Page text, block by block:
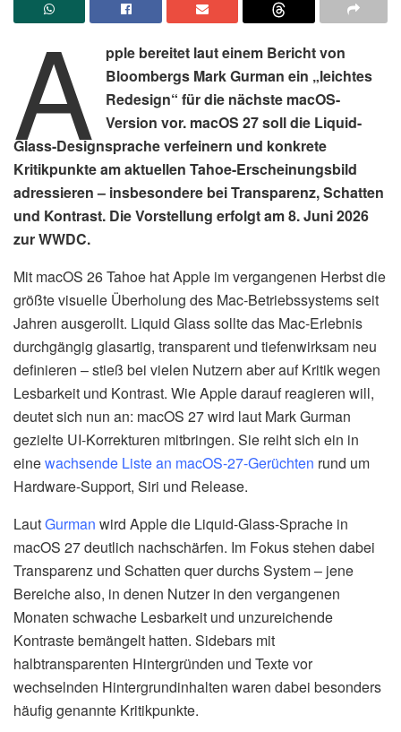
A
pple bereitet laut einem Bericht von
Bloombergs Mark Gurman ein „leichtes
Redesign“ für die nächste macOS-
Version vor. macOS 27 soll die Liquid-
Glass-Designsprache verfeinern und konkrete
Kritikpunkte am aktuellen Tahoe-Erscheinungsbild
adressieren – insbesondere bei Transparenz, Schatten
und Kontrast. Die Vorstellung erfolgt am 8. Juni 2026
zur WWDC.
Mit macOS 26 Tahoe hat Apple im vergangenen Herbst die
größte visuelle Überholung des Mac-Betriebssystems seit
Jahren ausgerollt. Liquid Glass sollte das Mac-Erlebnis
durchgängig glasartig, transparent und tiefenwirksam neu
definieren – stieß bei vielen Nutzern aber auf Kritik wegen
Lesbarkeit und Kontrast. Wie Apple darauf reagieren will,
deutet sich nun an: macOS 27 wird laut Mark Gurman
gezielte UI-Korrekturen mitbringen. Sie reiht sich ein in
einewachsende Liste an macOS-27-Gerüchten rund um
Hardware-Support, Siri und Release.
LautGurman wird Apple die Liquid-Glass-Sprache in
macOS 27 deutlich nachschärfen. Im Fokus stehen dabei
Transparenz und Schatten quer durchs System – jene
Bereiche also, in denen Nutzer in den vergangenen
Monaten schwache Lesbarkeit und unzureichende
Kontraste bemängelt hatten. Sidebars mit
halbtransparenten Hintergründen und Texte vor
wechselnden Hintergrundinhalten waren dabei besonders
häufig genannte Kritikpunkte.